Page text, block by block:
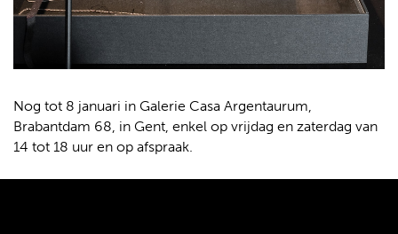
Nog tot 8 januari in Galerie Casa Argentaurum,
Brabantdam 68, in Gent, enkel op vrijdag en zaterdag van
14 tot 18 uur en op afspraak.